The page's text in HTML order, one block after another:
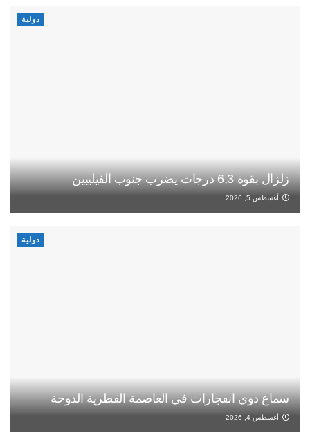
دولية
زلزال بقوة 6,3 درجات يضرب جنوب الفيليبين
أغسطس 5, 2026
دولية
سماع دوي انفجارات في العاصمة القطرية الدوحة
أغسطس 4, 2026